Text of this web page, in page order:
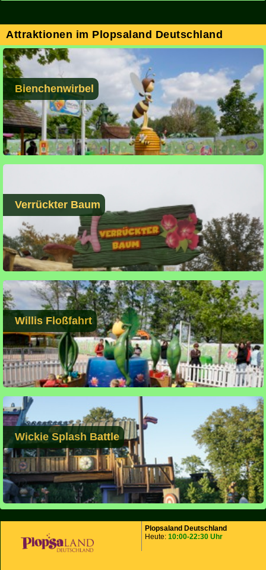
Attraktionen im Plopsaland Deutschland
Bienchenwirbel
Verrückter Baum
Willis Floßfahrt
Wickie Splash Battle
Plopsaland Deutschland
Heute: 10:00-22:30 Uhr